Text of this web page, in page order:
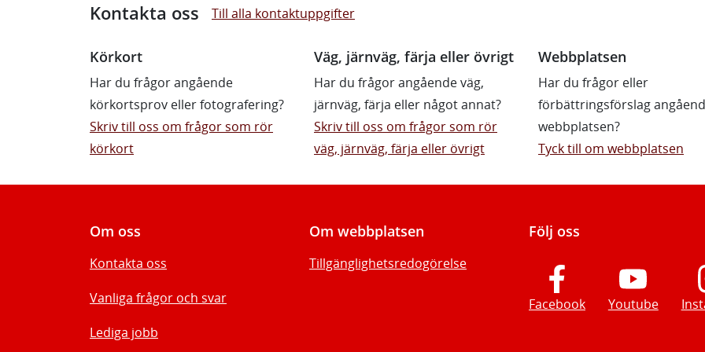
Kontakta oss Till alla kontaktuppgifter
Körkort
Har du frågor angående
körkortsprov eller fotografering?
Skriv till oss om frågor som rör
körkort
Väg, järnväg, färja eller övrigt
Har du frågor angående väg,
järnväg, färja eller något annat?
Skriv till oss om frågor som rör
väg, järnväg, färja eller övrigt
Webbplatsen
Har du frågor eller
förbättringsförslag
webbplatsen?
Tyck till om webbplatsen
Om oss
Kontakta oss
Vanliga frågor och svar
Lediga jobb
Om webbplatsen
Tillgänglighetsredogörelse
Följ oss
Facebook Youtube